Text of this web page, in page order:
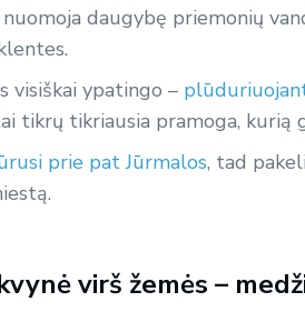
daugybę priemonių
visiškai ypatingo –
tikrų tikriausia pramoga, kurią
prie pat Jūrmalos, tad
virš žemės –